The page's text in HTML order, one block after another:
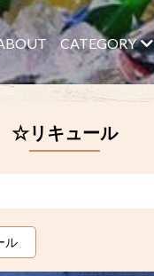
CATEGORY
☆リキュール
ル